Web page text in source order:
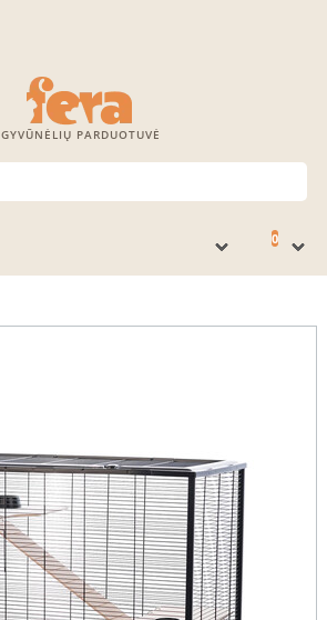
GYVŪNĖLIŲ PARDUOTUVĖ
0